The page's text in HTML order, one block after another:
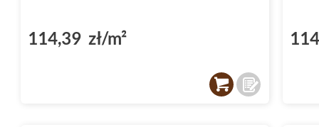
114,39 zł/m²